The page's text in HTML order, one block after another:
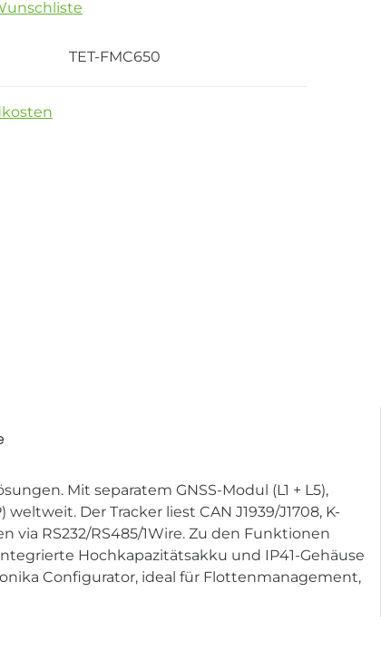
TET-FMC650
Mit separatem GNSS-Modul (L1 + L5),
Der Tracker liest CAN J1939/J1708, K-
RS232/RS485/1Wire. Zu den Funktionen
Hochkapazitätsakku und IP41-Gehäuse
Configurator, ideal für Flottenmanagement,